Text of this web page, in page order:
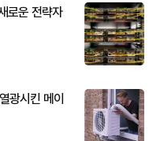
로운 전략자
광시킨 메이